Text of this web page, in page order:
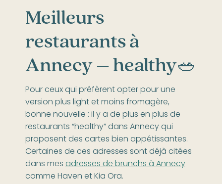
Meilleurs
restaurants à
Annecy – healthy🥗
Pour ceux qui préfèrent opter pour une
version plus light et moins fromagère,
bonne nouvelle : il y a de plus en plus de
restaurants “healthy” dans Annecy qui
proposent des cartes bien appétissantes.
Certaines de ces adresses sont déjà citées
dans mesadresses de brunchs à Annecy
comme Haven et Kia Ora.